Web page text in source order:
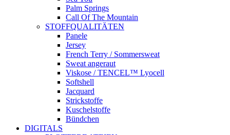
Palm Springs
Call Of The Mountain
STOFFQUALITÄTEN
Panele
Jersey
French Terry / Sommersweat
Sweat angeraut
Viskose / TENCEL™ Lyocell
Softshell
Jacquard
Strickstoffe
Kuschelstoffe
Bündchen
DIGITALS